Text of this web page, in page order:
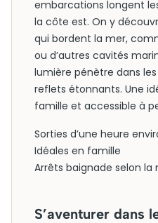
embarcations longent
la côte est. On y
qui bordent la mer,
ou d’autres cavités
lumière pénètre dans
reflets étonnants. Une
famille et accessible à
Sorties d’une heure
Idéales en famille
Arrêts baignade selon la
S’aventurer dans